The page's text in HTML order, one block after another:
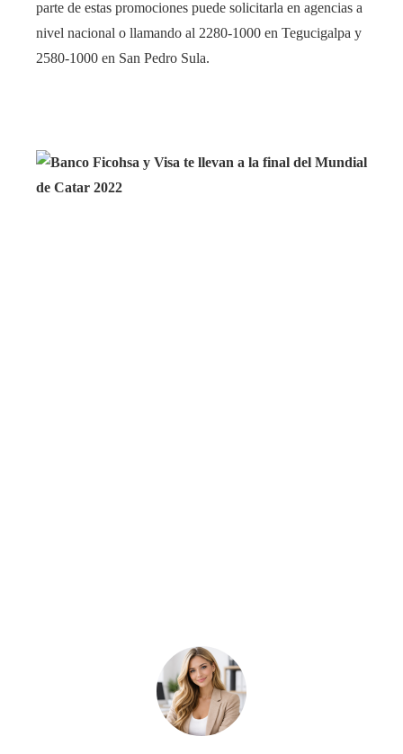
parte de estas promociones puede solicitarla en agencias a
nivel nacional o llamando al 2280-1000 en Tegucigalpa y
2580-1000 en San Pedro Sula.